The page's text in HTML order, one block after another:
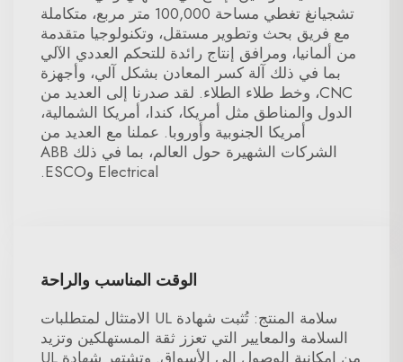
تشجيانغ تغطي مساحة 100,000 متر مربع، متكاملة
مع فريق بحث وتطوير مستقل، وتكنولوجيا متقدمة
من ألمانيا، ومرافق إنتاج رائدة للتحكم العددي الآلي
بما في ذلك آلة كسر المعادن بشكل آلي، وأجهزة
CNC، وخط طلاء الطلاء. لقد صدرنا إلى العديد من
الدول والمناطق مثل أمريكا، كندا، أمريكا الشمالية،
أمريكا الجنوبية وأوروبا. عملنا مع العديد من
الشركات الشهيرة حول العالم، بما في ذلك ABB
Electrical وESCO.
الوقت المناسب والراحة
سلامة المنتج: تُثبت شهادة UL الامتثال لمتطلبات
السلامة والمعايير التي تعزز ثقة المستهلكين وتزيد
من إمكانية الوصول إلى الأسواق. وتشتهر شهادة UL